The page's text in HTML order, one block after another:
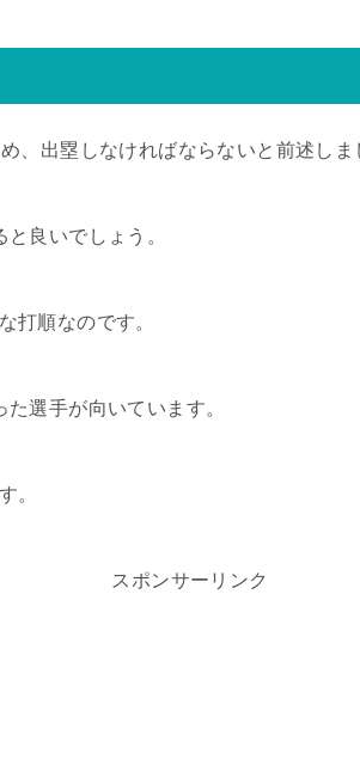
、出塁しなければならないと前述しま
良いでしょう。
打順なのです。
選手が向いています。
。
スポンサーリンク